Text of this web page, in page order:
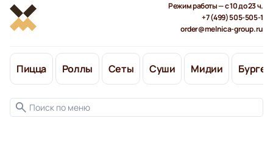
Режим работы — с 10 до 23 ч.
+7 (499) 505-505-1
order@melnica-group.ru
Пицца Роллы Сеты Суши Мидии